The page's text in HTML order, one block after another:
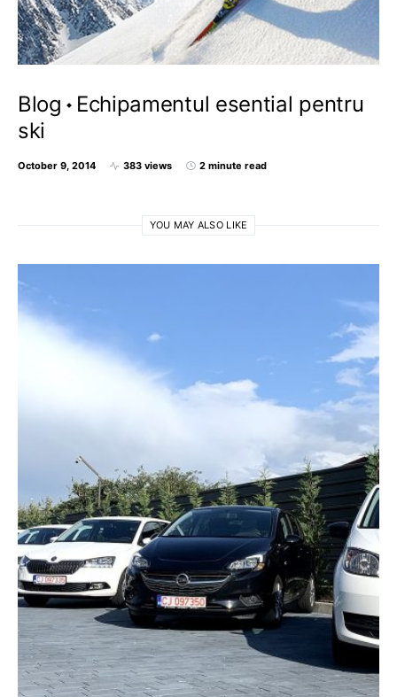
Blog
Echipamentul esential pentru
ski
October 9, 2014 383 views 2 minute read
YOU MAY ALSO LIKE